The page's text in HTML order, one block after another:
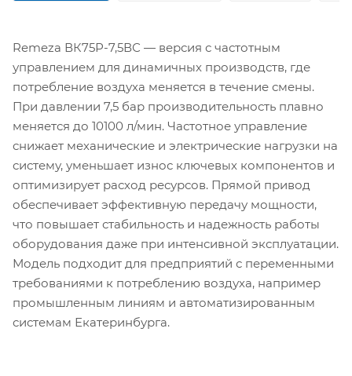
Remeza ВК75Р-7,5ВС — версия с частотным
управлением для динамичных производств, где
потребление воздуха меняется в течение смены.
При давлении 7,5 бар производительность плавно
меняется до 10100 л/мин. Частотное управление
снижает механические и электрические нагрузки на
систему, уменьшает износ ключевых компонентов и
оптимизирует расход ресурсов. Прямой привод
обеспечивает эффективную передачу мощности,
что повышает стабильность и надежность работы
оборудования даже при интенсивной эксплуатации.
Модель подходит для предприятий с переменными
требованиями к потреблению воздуха, например
промышленным линиям и автоматизированным
системам Екатеринбурга.